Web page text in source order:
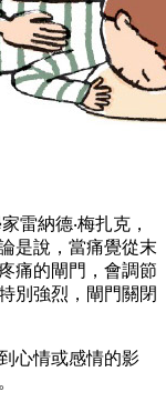
雷納德‧梅扎克，
是說，當痛覺從末
痛的閘門，會調節
別強烈，閘門關閉
心情或感情的影